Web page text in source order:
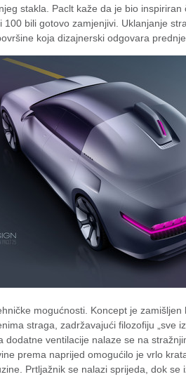
stakla. Paclt kaže da je bio
100 bili gotovo zamjenjivi. Uklanjanje
koja dizajnerski odgovara
mogućnosti. Koncept je
straga, zadržavajući filozofiju „sve
dodatne ventilacije nalaze se na
prema naprijed omogućilo je vrlo
Prtljažnik se nalazi sprijeda, dok se